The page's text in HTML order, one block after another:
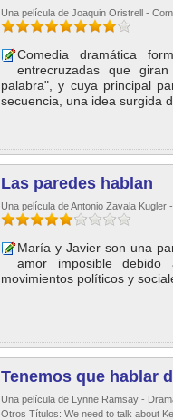
Una película de Joaquin Oristrell -
Comedia dramática
entrecruzadas que
palabra", y cuya principal
secuencia, una idea surgida
Las paredes hablan
Una película de Antonio Zavala Kugler
María y Javier son una
amor imposible
movimientos políticos y
Tenemos que hablar
Una película de Lynne Ramsay -
Otros Títulos: We need to talk about